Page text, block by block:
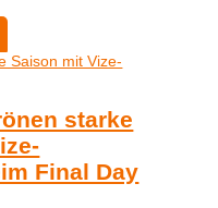
starke
Final Day